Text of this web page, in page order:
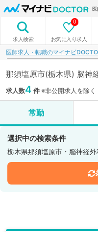
医
求人検索 お気に入り求人
0
医師求人・転職のマイナビ
那須塩原市(栃木県) 脳神
求人数4 件※非公開求人を除く
常勤
選択中の検索条件
栃木県那須塩原市・脳神経外